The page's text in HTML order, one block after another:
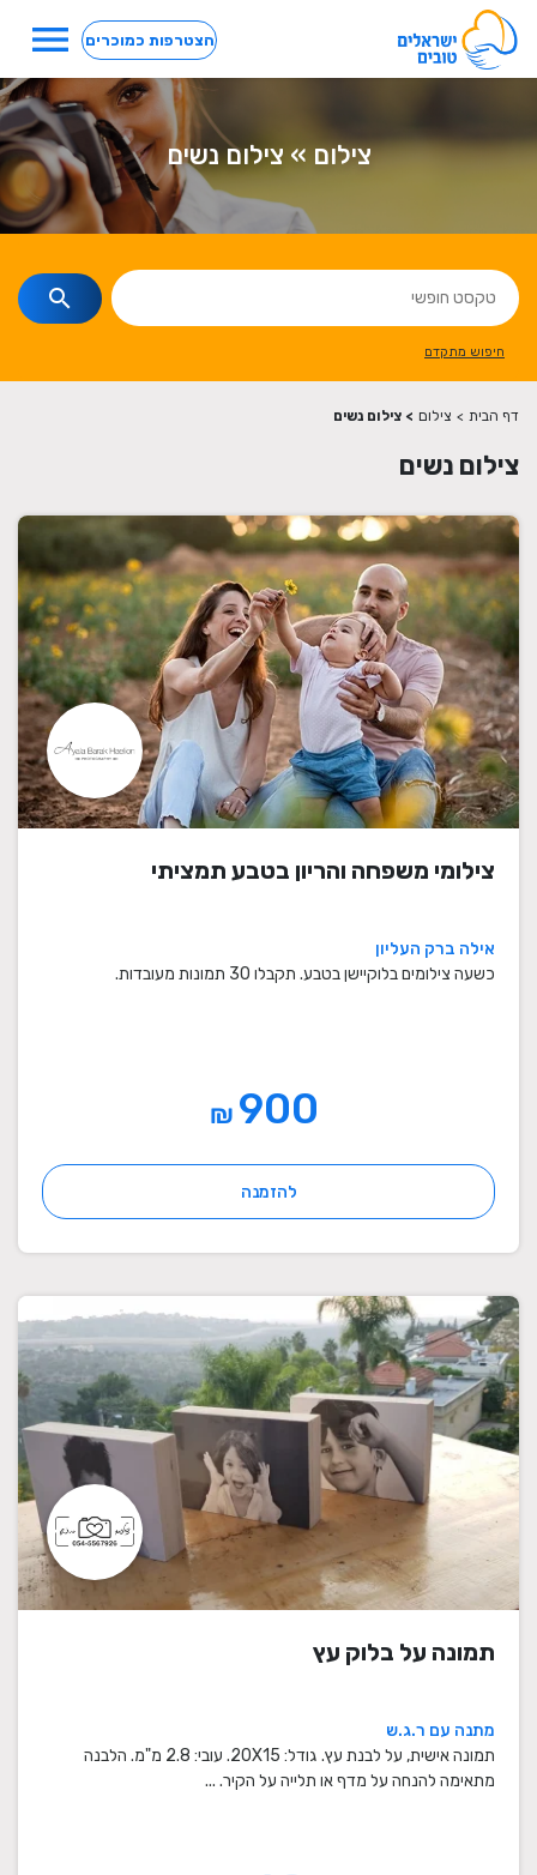
הצטרפות כמוכרים menu
צילום » צילום נשים
search
חיפוש מתקדם
דף הבית > צילום > צילום נשים
צילום נשים
צילומי משפחה והריון בטבע תמציתי
אילה ברק העליון
כשעה צילומים בלוקיישן בטבע. תקבלו 30 תמונות מעובדות.
₪
להזמנה
תמונה על בלוק עץ
מתנה עם ר.ג.ש
תמונה אישית, על לבנת עץ. גודל: 20X15. עובי: 2.8 מ"מ. הלבנה
מתאימה להנחה על מדף או תלייה על הקיר. ...